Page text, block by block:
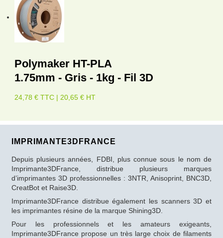
Polymaker HT-PLA
1.75mm - Gris - 1kg - Fil 3D
24,78 € TTC | 20,65 € HT
IMPRIMANTE3DFRANCE
Depuis plusieurs années, FDBI, plus connue sous le nom de
Imprimante3DFrance, distribue plusieurs marques
d’imprimantes 3D professionnelles : 3NTR, Anisoprint, BNC3D,
CreatBot et Raise3D.
Imprimante3DFrance distribue également les scanners 3D et
les imprimantes résine de la marque Shining3D.
Pour les professionnels et les amateurs exigeants,
Imprimante3DFrance propose un très large choix de filaments